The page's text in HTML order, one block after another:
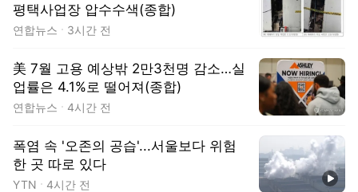
평택사업장 압수수색(종합)
연합뉴스 3시간 전
美 7월 고용 예상밖 2만3천명 감소…실
업률은 4.1%로 떨어져(종합)
연합뉴스 4시간 전
폭염 속 '오존의 공습'...서울보다 위험
한 곳 따로 있다
YTN 4시간 전